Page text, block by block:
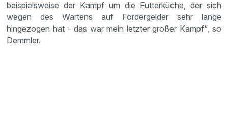
beispielsweise der Kampf um die Futterküche, der sich
wegen des Wartens auf Fördergelder sehr lange
hingezogen hat - das war mein letzter großer Kampf“, so
Demmler.